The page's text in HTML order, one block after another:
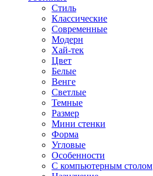
Стиль
Классические
Современные
Модерн
Хай-тек
Цвет
Белые
Венге
Светлые
Темные
Размер
Мини стенки
Форма
Угловые
Особенности
С компьютерным столом